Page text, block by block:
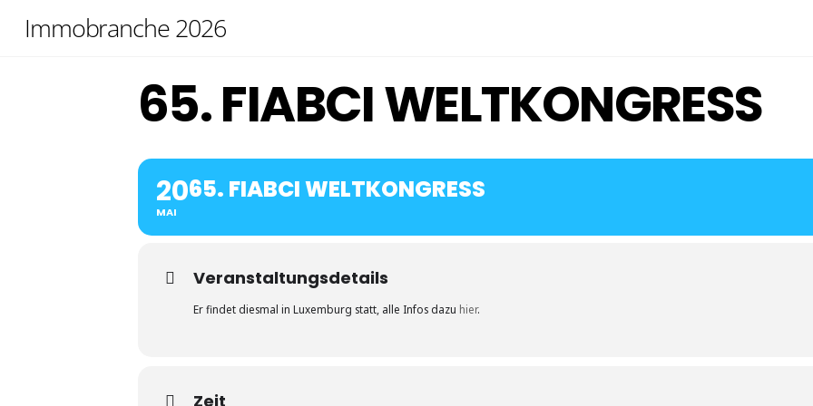
Immobranche 2026
65. FIABCI WELTKONGRESS
20
MAI
65. FIABCI WELTKONGRESS
Veranstaltungsdetails
Er findet diesmal in Luxemburg statt, alle Infos dazu hier.
Zeit